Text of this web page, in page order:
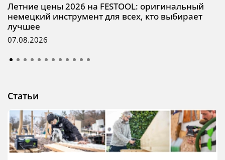
Летние цены 2026 на FESTOOL: оригинальный
немецкий инструмент для всех, кто выбирает
лучшее
07.08.2026
Статьи